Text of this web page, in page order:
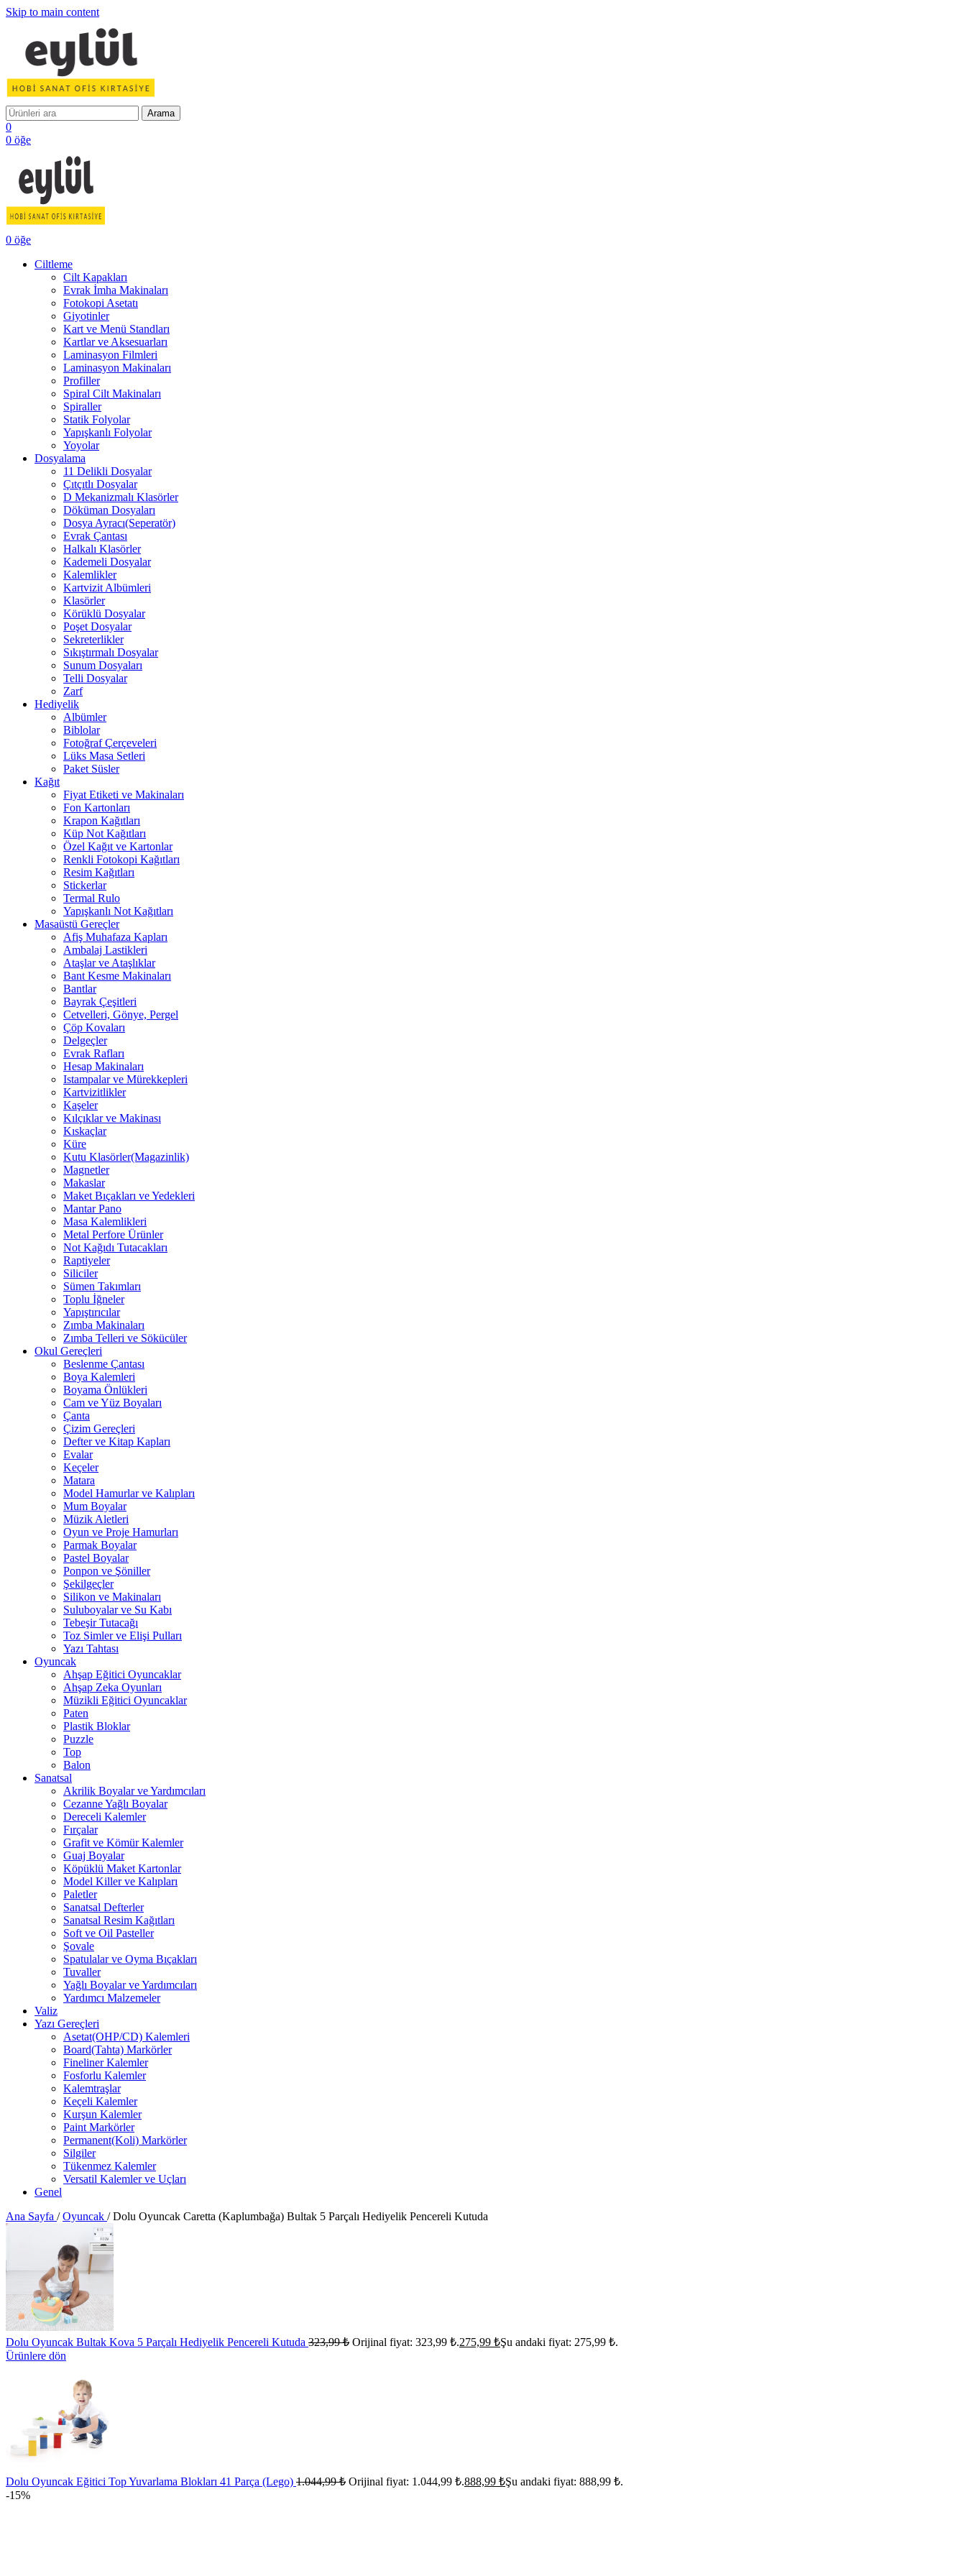
Skip to main content
Arama
0
0 öğe
0 öğe
Ciltleme
Cilt Kapakları
Evrak İmha Makinaları
Fotokopi Asetatı
Giyotinler
Kart ve Menü Standları
Kartlar ve Aksesuarları
Laminasyon Filmleri
Laminasyon Makinaları
Profiller
Spiral Cilt Makinaları
Spiraller
Statik Folyolar
Yapışkanlı Folyolar
Yoyolar
Dosyalama
11 Delikli Dosyalar
Çıtçıtlı Dosyalar
D Mekanizmalı Klasörler
Döküman Dosyaları
Dosya Ayracı(Seperatör)
Evrak Çantası
Halkalı Klasörler
Kademeli Dosyalar
Kalemlikler
Kartvizit Albümleri
Klasörler
Körüklü Dosyalar
Poşet Dosyalar
Sekreterlikler
Sıkıştırmalı Dosyalar
Sunum Dosyaları
Telli Dosyalar
Zarf
Hediyelik
Albümler
Biblolar
Fotoğraf Çerçeveleri
Lüks Masa Setleri
Paket Süsler
Kağıt
Fiyat Etiketi ve Makinaları
Fon Kartonları
Krapon Kağıtları
Küp Not Kağıtları
Özel Kağıt ve Kartonlar
Renkli Fotokopi Kağıtları
Resim Kağıtları
Stickerlar
Termal Rulo
Yapışkanlı Not Kağıtları
Masaüstü Gereçler
Afiş Muhafaza Kapları
Ambalaj Lastikleri
Ataşlar ve Ataşlıklar
Bant Kesme Makinaları
Bantlar
Bayrak Çeşitleri
Cetvelleri, Gönye, Pergel
Çöp Kovaları
Delgeçler
Evrak Rafları
Hesap Makinaları
Istampalar ve Mürekkepleri
Kartvizitlikler
Kaşeler
Kılçıklar ve Makinası
Kıskaçlar
Küre
Kutu Klasörler(Magazinlik)
Magnetler
Makaslar
Maket Bıçakları ve Yedekleri
Mantar Pano
Masa Kalemlikleri
Metal Perfore Ürünler
Not Kağıdı Tutacakları
Raptiyeler
Siliciler
Sümen Takımları
Toplu İğneler
Yapıştırıcılar
Zımba Makinaları
Zımba Telleri ve Sökücüler
Okul Gereçleri
Beslenme Çantası
Boya Kalemleri
Boyama Önlükleri
Cam ve Yüz Boyaları
Çanta
Çizim Gereçleri
Defter ve Kitap Kapları
Evalar
Keçeler
Matara
Model Hamurlar ve Kalıpları
Mum Boyalar
Müzik Aletleri
Oyun ve Proje Hamurları
Parmak Boyalar
Pastel Boyalar
Ponpon ve Şöniller
Şekilgeçler
Silikon ve Makinaları
Suluboyalar ve Su Kabı
Tebeşir Tutacağı
Toz Simler ve Elişi Pulları
Yazı Tahtası
Oyuncak
Ahşap Eğitici Oyuncaklar
Ahşap Zeka Oyunları
Müzikli Eğitici Oyuncaklar
Paten
Plastik Bloklar
Puzzle
Top
Balon
Sanatsal
Akrilik Boyalar ve Yardımcıları
Cezanne Yağlı Boyalar
Dereceli Kalemler
Fırçalar
Grafit ve Kömür Kalemler
Guaj Boyalar
Köpüklü Maket Kartonlar
Model Killer ve Kalıpları
Paletler
Sanatsal Defterler
Sanatsal Resim Kağıtları
Soft ve Oil Pasteller
Şovale
Spatulalar ve Oyma Bıçakları
Tuvaller
Yağlı Boyalar ve Yardımcıları
Yardımcı Malzemeler
Valiz
Yazı Gereçleri
Asetat(OHP/CD) Kalemleri
Board(Tahta) Markörler
Fineliner Kalemler
Fosforlu Kalemler
Kalemtraşlar
Keçeli Kalemler
Kurşun Kalemler
Paint Markörler
Permanent(Koli) Markörler
Silgiler
Tükenmez Kalemler
Versatil Kalemler ve Uçları
Genel
Ana Sayfa / Oyuncak / Dolu Oyuncak Caretta (Kaplumbağa) Bultak 5 Parçalı Hediyelik Pencereli Kutuda
Dolu Oyuncak Bultak Kova 5 Parçalı Hediyelik Pencereli Kutuda 323,99₺ Orijinal fiyat: 323,99 ₺.275,99 ₺Şu andaki fiyat: 275,99 ₺.
Ürünlere dön
Dolu Oyuncak Eğitici Top Yuvarlama Blokları 41 Parça (Lego) 1.044,99₺ Orijinal fiyat: 1.044,99 ₺.888,99 ₺Şu andaki fiyat: 888,99 ₺.
-15%